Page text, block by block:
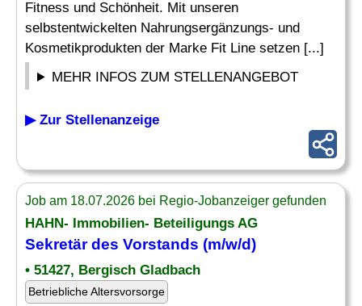
Fitness und Schönheit. Mit unseren
selbstentwickelten Nahrungsergänzungs- und
Kosmetikprodukten der Marke Fit Line setzen [...]
MEHR INFOS ZUM STELLENANGEBOT
▶ Zur Stellenanzeige
Job am 18.07.2026 bei Regio-Jobanzeiger gefunden
HAHN- Immobilien- Beteiligungs AG
Sekretärdes Vorstands (m/w/d)
• 51427, Bergisch Gladbach
Betriebliche Altersvorsorge